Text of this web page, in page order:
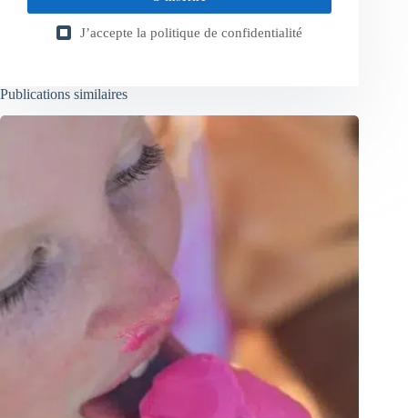
J’accepte la politique de confidentialité
Publications similaires